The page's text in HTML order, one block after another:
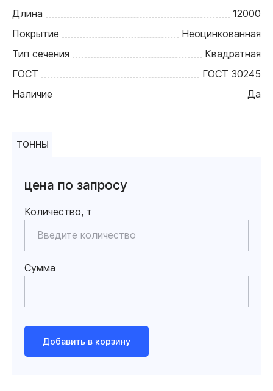
Длина
12000
Покрытие
Неоцинкованная
Тип сечения
Квадратная
ГОСТ
ГОСТ 30245
Наличие
Да
ТОННЫ
цена по запросу
Количество, т
Сумма
Добавить в корзину